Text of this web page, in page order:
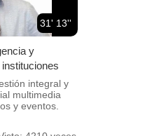
31' 13''
y
integral y
multimedia
y eventos.